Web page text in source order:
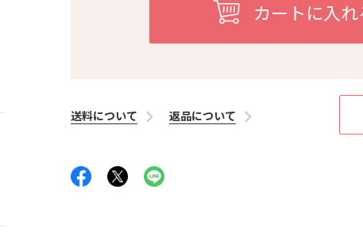
送料について 返品について